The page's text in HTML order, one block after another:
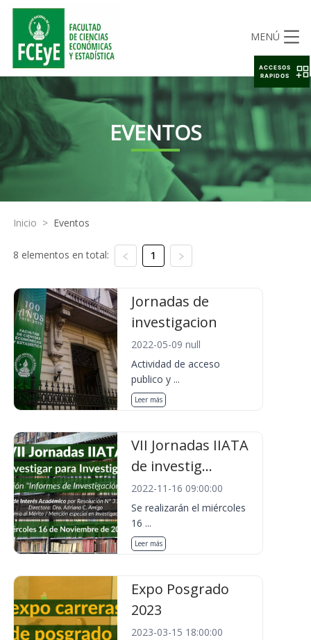
MENÚ
EVENTOS
Inicio > Eventos
8 elementos en total: 1
Jornadas de
investigacion
2022-05-09 null
Actividad de acceso
publico y ...
Leer más
VII Jornadas IIATA
de investig...
2022-11-16 09:00:00
Se realizarán el miércoles
16 ...
Leer más
Expo Posgrado
2023
2023-03-15 18:00:00
ACCESOS
RAPIDOS